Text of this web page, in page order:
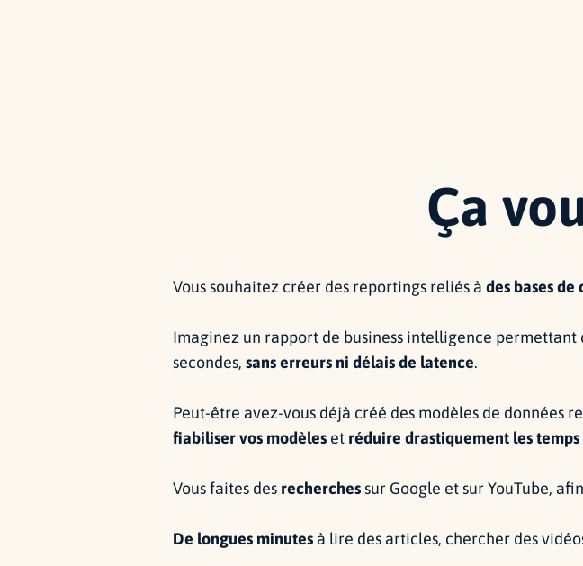
Ça
Vous souhaitez créer des reportings reliés à des bases de
Imaginez un rapport de business intelligence
secondes, sans erreurs ni délais de latence.
Peut-être avez-vous déjà créé des modèles de données
fiabiliser vos modèles et réduire drastiquement les
Vous faites des recherchessur Google et sur YouTube,
De longues minutes à lire des articles, chercher des